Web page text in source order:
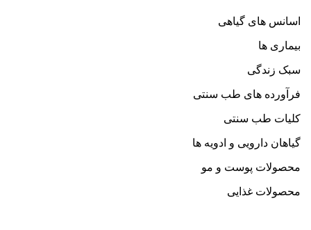
اسانس های گیاهی
بیماری ها
سبک زندگی
فرآورده های طب سنتی
کلیات طب سنتی
گیاهان دارویی و ادویه ها
محصولات پوست و مو
محصولات غذایی